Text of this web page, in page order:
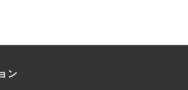
ン